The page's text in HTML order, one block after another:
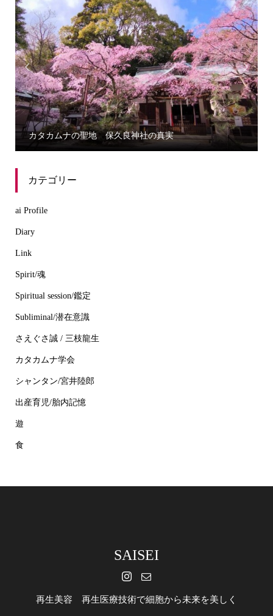

カタカムナの聖地 保久良神社の真実

カテゴリー
ai Profile
Diary
Link
Spirit/魂
Spiritual session/鑑定
Subliminal/潜在意識
さえぐさ誠 / 三枝龍生
カタカムナ学会
シャンタン/宮井陸郎
出産育児/胎内記憶
遊
食
SAISEI
再生美容 再生医療技術で細胞から未来を美しく